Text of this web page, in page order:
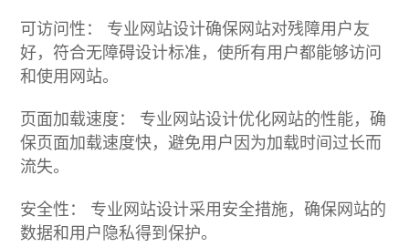
可访问性： 专业网站设计确保网站对残障用户友
好，符合无障碍设计标准，使所有用户都能够访问
和使用网站。
页面加载速度： 专业网站设计优化网站的性能，确
保页面加载速度快，避免用户因为加载时间过长而
流失。
安全性： 专业网站设计采用安全措施，确保网站的
数据和用户隐私得到保护。